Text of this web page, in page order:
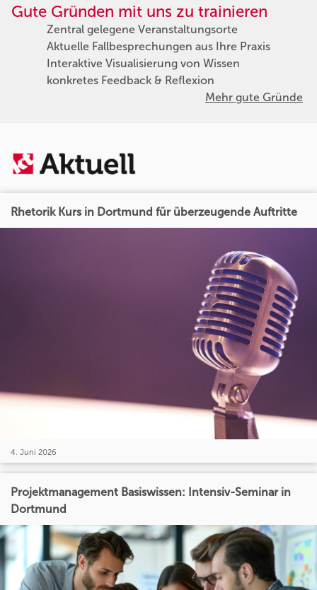
Gute Gründen mit uns zu trainieren
Zentral gelegene Veranstaltungsorte
Aktuelle Fallbesprechungen aus Ihre Praxis
Interaktive Visualisierung von Wissen
konkretes Feedback & Reflexion
Mehr gute Gründe
Rhetorik Kurs in Dortmund für überzeugende Auftritte
4. Juni 2026
Projektmanagement Basiswissen: Intensiv-Seminar in
Dortmund